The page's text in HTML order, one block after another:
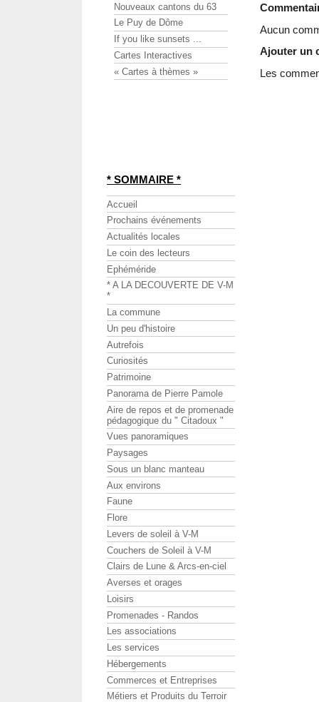
Aucun
Ajouter un
Les
Nouveaux cantons du 63
Le Puy de Dôme
If you like sunsets ...
Cartes Interactives
« Cartes à thèmes »
* SOMMAIRE *
Accueil
Prochains événements
Actualités locales
Le coin des lecteurs
Ephéméride
* A LA DECOUVERTE DE V-M
*
La commune
Un peu d'histoire
Autrefois
Curiosités
Patrimoine
Panorama de Pierre Pamole
Aire de repos et de promenade
pédagogique du " Citadoux "
Vues panoramiques
Paysages
Sous un blanc manteau
Aux environs
Faune
Flore
Levers de soleil à V-M
Couchers de Soleil à V-M
Clairs de Lune & Arcs-en-ciel
Averses et orages
Loisirs
Promenades - Randos
Les associations
Les services
Hébergements
Commerces et Entreprises
Métiers et Produits du Terroir